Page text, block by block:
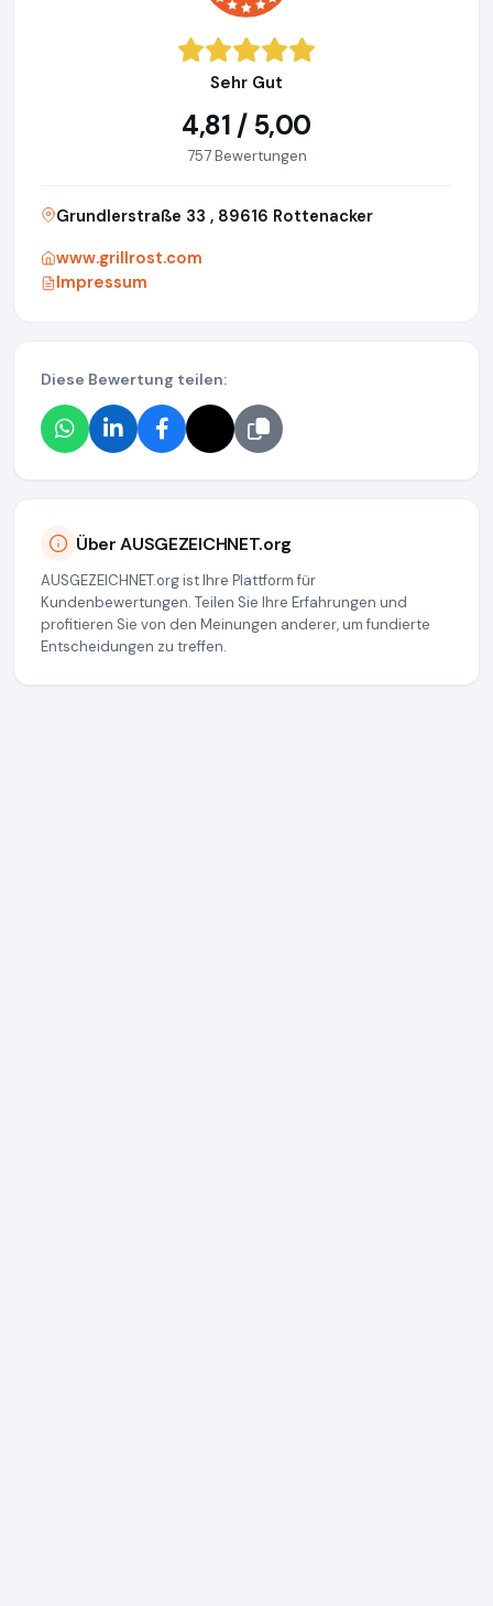
Sehr Gut
4,81 / 5,00
757 Bewertungen
Grundlerstraße 33 , 89616 Rottenacker
www.grillrost.com
Impressum
Diese Bewertung teilen:
Über AUSGEZEICHNET.org
AUSGEZEICHNET.org ist Ihre Plattform für
Kundenbewertungen. Teilen Sie Ihre Erfahrungen und
profitieren Sie von den Meinungen anderer, um fundierte
Entscheidungen zu treffen.